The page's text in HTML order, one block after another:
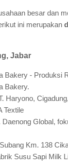
besar dan
ini merupakan
Jabar
Bakery - Produksi
Bakery.
Haryono,
Textile
Daenong Global,
Km. 138
Susu Sapi Milk